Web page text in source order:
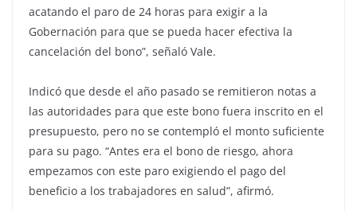
acatando el paro de 24 horas para exigir a la
Gobernación para que se pueda hacer efectiva la
cancelación del bono”, señaló Vale.
Indicó que desde el año pasado se remitieron notas a
las autoridades para que este bono fuera inscrito en el
presupuesto, pero no se contempló el monto suficiente
para su pago. “Antes era el bono de riesgo, ahora
empezamos con este paro exigiendo el pago del
beneficio a los trabajadores en salud”, afirmó.